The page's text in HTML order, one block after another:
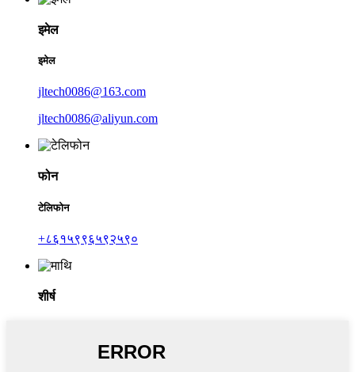
इमेल
इमेल
jltech0086@163.com
jltech0086@aliyun.com
फोन
टेलिफोन
+८६१५९९६५९२५९०
शीर्ष